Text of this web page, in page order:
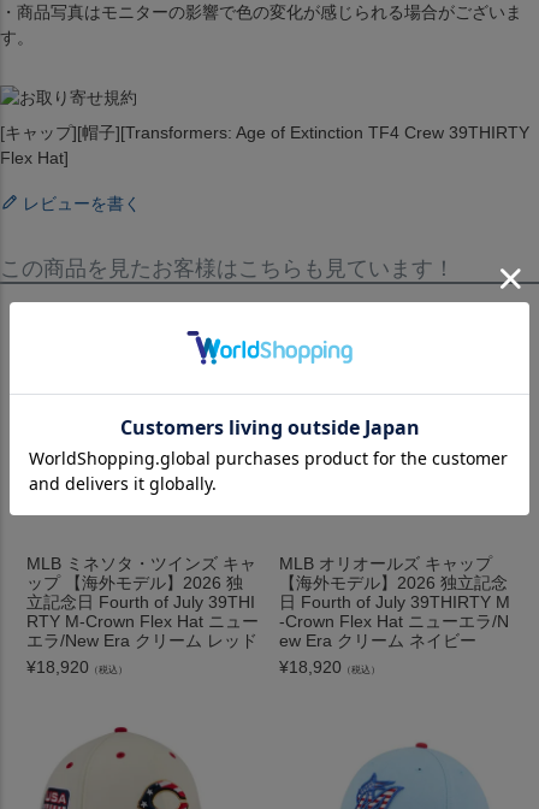
・商品写真はモニターの影響で色の変化が感じられる場合がございま
す。
[キャップ][帽子][Transformers: Age of Extinction TF4 Crew 39THIRTY
Flex Hat]
レビューを書く
この商品を見たお客様はこちらも見ています！
MLB ミネソタ・ツインズ キャ
ップ 【海外モデル】2026 独
立記念日 Fourth of July 39THI
RTY M-Crown Flex Hat ニュー
エラ/New Era クリーム レッド
¥18,920 （税込）
MLB オリオールズ キャップ
【海外モデル】2026 独立記念
日 Fourth of July 39THIRTY M
-Crown Flex Hat ニューエラ/N
ew Era クリーム ネイビー
¥18,920 （税込）